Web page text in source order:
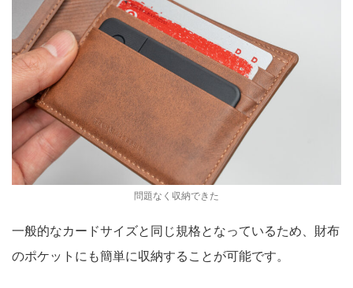
問題なく収納できた
一般的なカードサイズと同じ規格となっているため、財布
のポケットにも簡単に収納することが可能です。